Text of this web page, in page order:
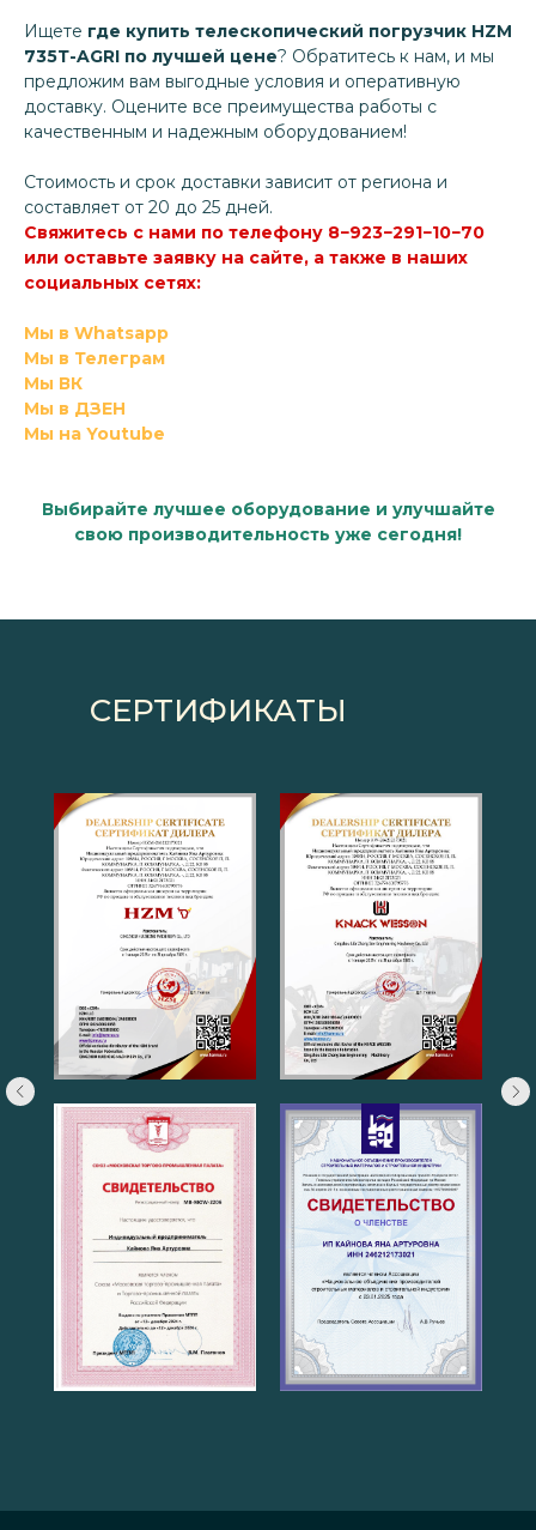
Ищете где купить телескопический погрузчик HZM
735Т-AGRI по лучшей цене? Обратитесь к нам, и мы
предложим вам выгодные условия и оперативную
доставку. Оцените все преимущества работы с
качественным и надежным оборудованием!
Стоимость и срок доставки зависит от региона и
составляет от 20 до 25 дней.
Свяжитесь с нами по телефону 8−923−291−10−70
или оставьте заявку на сайте, а также в наших
социальных сетях:
Мы в Whatsapp
Мы в Телеграм
Мы ВК
Мы в ДЗЕН
Мы на Youtube
Выбирайте лучшее оборудование и улучшайте
свою производительность уже сегодня!
СЕРТИФИКАТЫ